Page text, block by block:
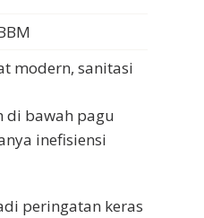
modern, sanitasi
di bawah pagu
inefisiensi
peringatan keras